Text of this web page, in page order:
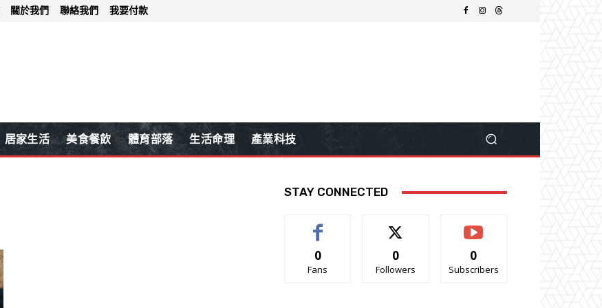
關於我們 聯絡我們 我要付款
居家生活 美食餐飲 體育部落 生活命理 產業科技
STAY CONNECTED
0
Fans
0
Followers
0
Subscribers